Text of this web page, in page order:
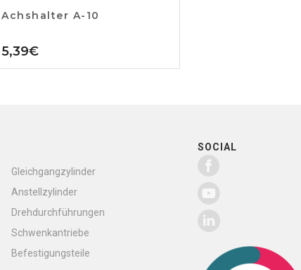
Achshalter A-10
5,39€
Gleichgangzylinder
Anstellzylinder
Drehdurchführungen
Schwenkantriebe
Befestigungsteile
SOCIAL